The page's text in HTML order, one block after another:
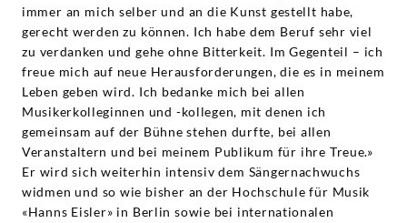
immer an mich selber und an die Kunst gestellt habe,
gerecht werden zu können. Ich habe dem Beruf sehr viel
zu verdanken und gehe ohne Bitterkeit. Im Gegenteil – ich
freue mich auf neue Herausforderungen, die es in meinem
Leben geben wird. Ich bedanke mich bei allen
Musikerkolleginnen und -kollegen, mit denen ich
gemeinsam auf der Bühne stehen durfte, bei allen
Veranstaltern und bei meinem Publikum für ihre Treue.»
Er wird sich weiterhin intensiv dem Sängernachwuchs
widmen und so wie bisher an der Hochschule für Musik
«Hanns Eisler» in Berlin sowie bei internationalen